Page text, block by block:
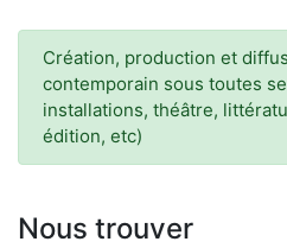
Création, production et
contemporain sous toutes
installations, théâtre,
édition, etc)
Nous trouver